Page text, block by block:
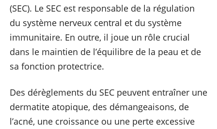
(SEC). Le SEC est responsable de la régulation
du système nerveux central et du système
immunitaire. En outre, il joue un rôle crucial
dans le maintien de l’équilibre de la peau et de
sa fonction protectrice.
Des dérèglements du SEC peuvent entraîner une
dermatite atopique, des démangeaisons, de
l’acné, une croissance ou une perte excessive